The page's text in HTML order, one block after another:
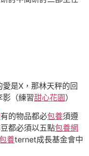
是X，那林天秤的回
影（練習甜心花園）
有的物品都必包養須遵
都必須以五點包養網
養ternet成長基金會中